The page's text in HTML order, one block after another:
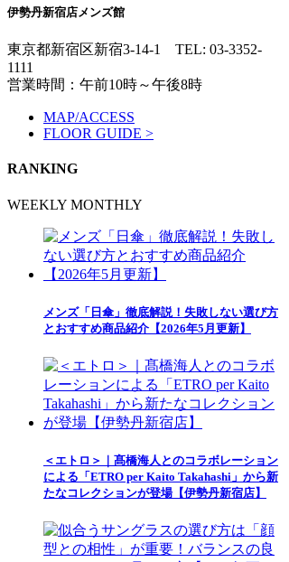
伊勢丹新宿店メンズ館
東京都新宿区新宿3-14-1 TEL: 03-3352-
1111
営業時間：午前10時～午後8時
MAP/ACCESS
FLOOR GUIDE >
RANKING
WEEKLY MONTHLY
メンズ「日傘」徹底解説！失敗しない選び方
とおすすめ商品紹介【2026年5月更新】
＜エトロ＞｜髙橋海人とのコラボレーション
による「ETRO per Kaito Takahashi」から新
たなコレクションが登場【伊勢丹新宿店】